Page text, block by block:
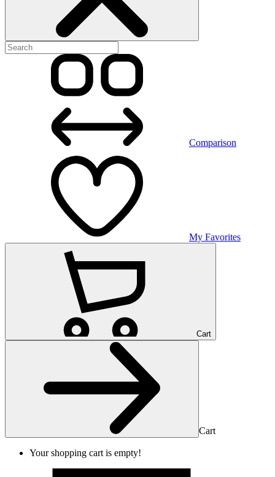
Comparison
My Favorites
Cart
Cart
Your shopping cart is empty!